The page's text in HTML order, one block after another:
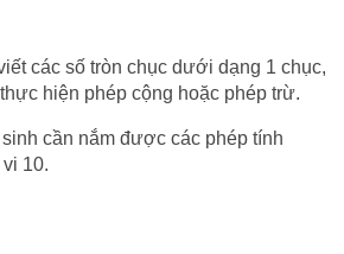
các số tròn chục dưới dạng 1 chục,
hiện phép cộng hoặc phép trừ.
cần nắm được các phép tính
10.